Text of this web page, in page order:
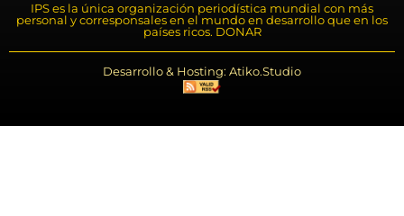
IPS es la única organización periodística mundial con más
personal y corresponsales en el mundo en desarrollo que en los
países ricos. DONAR
Desarrollo & Hosting: Atiko.Studio